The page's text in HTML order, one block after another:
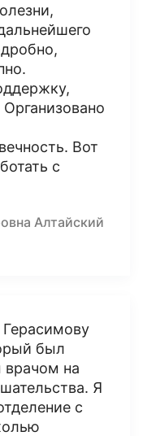
Вот
с
Алтайский
был
на
Я
с